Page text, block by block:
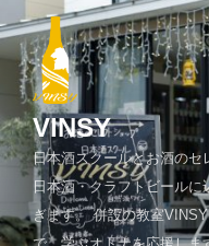
ン
ツ
へ
ッ
VINSY
日本酒スクールとお酒のセ
日本酒・クラフトビール
ぎます。 併設の教室